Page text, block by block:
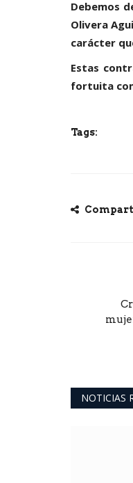
Debemos
Olivera
carácter
Estas
fortuita
Tags:
NOTICIAS